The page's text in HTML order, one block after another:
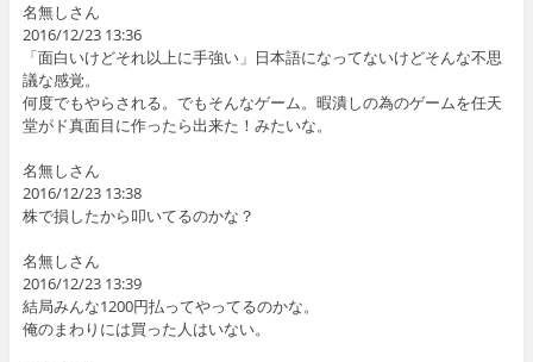
名無しさん
2016/12/23 13:36
「面白いけどそれ以上に手強い」日本語になってないけどそんな不思
議な感覚。
何度でもやらされる。でもそんなゲーム。暇潰しの為のゲームを任天
堂がド真面目に作ったら出来た！みたいな。
名無しさん
2016/12/23 13:38
株で損したから叩いてるのかな？
名無しさん
2016/12/23 13:39
結局みんな1200円払ってやってるのかな。
俺のまわりには買った人はいない。